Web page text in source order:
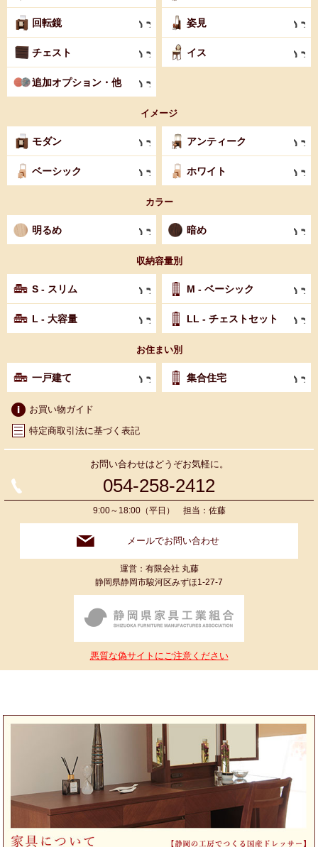
回転鏡 姿見
チェスト イス
追加オプション・他
イメージ
モダン アンティーク
ベーシック ホワイト
カラー
明るめ 暗め
収納容量別
S - スリム M - ベーシック
L - 大容量 LL - チェストセット
お住まい別
一戸建て 集合住宅
お買い物ガイド
特定商取引法に基づく表記
お問い合わせはどうぞお気軽に。
054-258-2412
9:00～18:00（平日） 担当：佐藤
メールでお問い合わせ
運営：有限会社 丸藤
静岡県静岡市駿河区みずほ1-27-7
悪質な偽サイトにご注意ください